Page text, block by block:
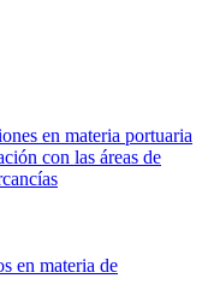
en materia portuaria
con las áreas de
en materia de